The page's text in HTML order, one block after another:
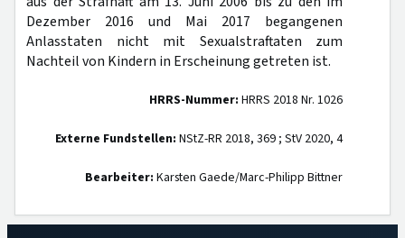
Dezember 2016 und Mai 2017 begangenen
Anlasstaten nicht mit Sexualstraftaten zum
Nachteil von Kindern in Erscheinung getreten ist.
HRRS-Nummer: HRRS 2018 Nr. 1026
Externe Fundstellen: NStZ-RR 2018, 369 ; StV 2020, 4
Bearbeiter: Karsten Gaede/Marc-Philipp Bittner